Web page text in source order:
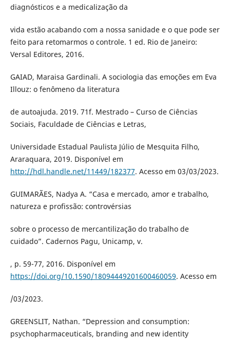
diagnósticos e a medicalização da
vida estão acabando com a nossa sanidade e o que pode ser
feito para retomarmos o controle. 1 ed. Rio de Janeiro:
Versal Editores, 2016.
GAIAD, Maraisa Gardinali. A sociologia das emoções em Eva
Illouz: o fenômeno da literatura
de autoajuda. 2019. 71f. Mestrado – Curso de Ciências
Sociais, Faculdade de Ciências e Letras,
Universidade Estadual Paulista Júlio de Mesquita Filho,
Araraquara, 2019. Disponível em
http://hdl.handle.net/11449/182377. Acesso em 03/03/2023.
GUIMARÃES, Nadya A. “Casa e mercado, amor e trabalho,
natureza e profissão: controvérsias
sobre o processo de mercantilização do trabalho de
cuidado”. Cadernos Pagu, Unicamp, v.
, p. 59-77, 2016. Disponível em
https://doi.org/10.1590/18094449201600460059. Acesso em
/03/2023.
GREENSLIT, Nathan. “Depression and consumption:
psychopharmaceuticals, branding and new identity